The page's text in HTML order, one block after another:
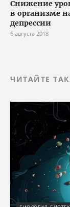
Снижение
в организме
депрессии
6 августа 2018
ЧИТАЙТЕ